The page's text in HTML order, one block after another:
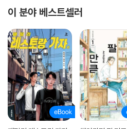
이 분야 베스트셀러